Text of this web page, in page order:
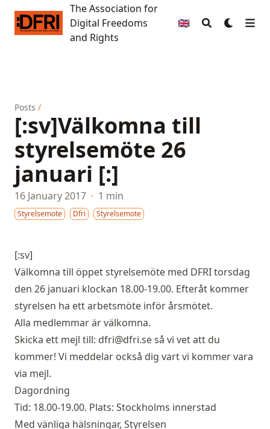
The Association for Digital Freedoms and Rights
The Association for
Digital Freedoms
and Rights
🇬🇧
Posts /
[:sv]Välkomna till
styrelsemöte 26
januari [:]
16 January 2017 · 1 min
Styrelsemote Dfri Styrelsemote
[:sv]
Välkomna till öppet styrelsemöte med DFRI torsdag
den 26 januari klockan 18.00-19.00. Efteråt kommer
styrelsen ha ett arbetsmöte inför årsmötet.
Alla medlemmar är välkomna.
Skicka ett mejl till: dfri@dfri.seså vi vet att du
kommer! Vi meddelar också dig vart vi kommer vara
via mejl.
Dagordning
Tid: 18.00-19.00. Plats: Stockholms innerstad
Med vänliga hälsningar, Styrelsen